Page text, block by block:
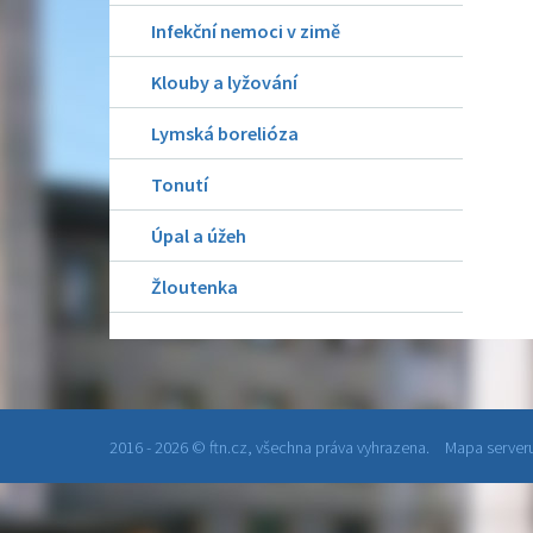
Infekční nemoci v zimě
Klouby a lyžování
Lymská borelióza
Tonutí
Úpal a úžeh
Žloutenka
2016 - 2026 © ftn.cz, všechna práva vyhrazena. Mapa